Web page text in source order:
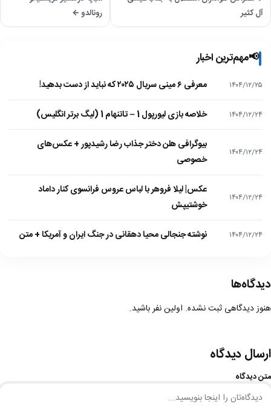
آل کثیر
رونالدو ←
📢مهم‌ترین اخبار
۱۴۰۴/۱۲/۲۵ معرفی ۶ مینی سریال ۲۰۲۵ که نباید از دست بدهید!
۱۴۰۴/۱۲/۲۴ خلاصه بازی لیورپول 1 – تاتنهام 1 (لیگ برتر انگلیس)
۱۴۰۴/۱۲/۲۴
بیوگرافی هلن دختر جذاب رضا رشیدپور + عکس‌های
خصوصی
۱۴۰۴/۱۲/۲۴
عکس| لیلا فروهر با لباس عروس فرانسوی کنار داماد
خوشتیپش
۱۴۰۴/۱۲/۲۴ نوشته جنجالی محیا دهقانی در جنگ ایران و آمریکا + متن
دیدگاه‌ها
هنوز دیدگاهی ثبت نشده. اولین نفر باشید.
ارسال دیدگاه
متن دیدگاه